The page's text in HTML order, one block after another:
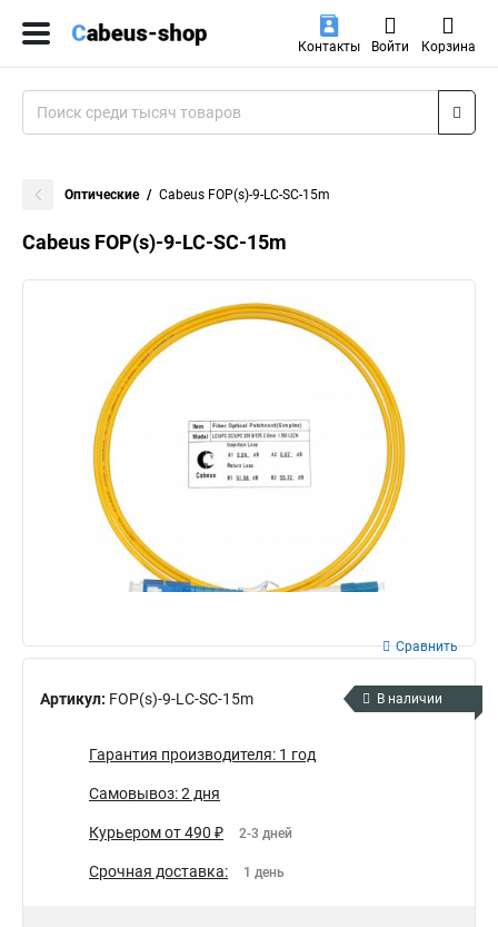
Контакты Войти Корзина
Оптические Cabeus FOP(s)-9-LC-SC-15m
Cabeus FOP(s)-9-LC-SC-15m
Артикул: FOP(s)-9-LC-SC-15m
Сравнить
В наличии
Гарантия производителя: 1 год
Самовывоз: 2 дня
Курьером от 490 ₽ 2-3 дней
Срочная доставка: 1 день